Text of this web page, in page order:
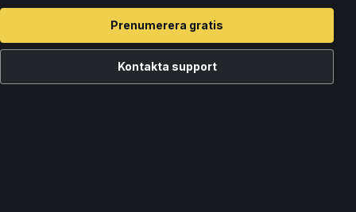
Prenumerera gratis
Kontakta support